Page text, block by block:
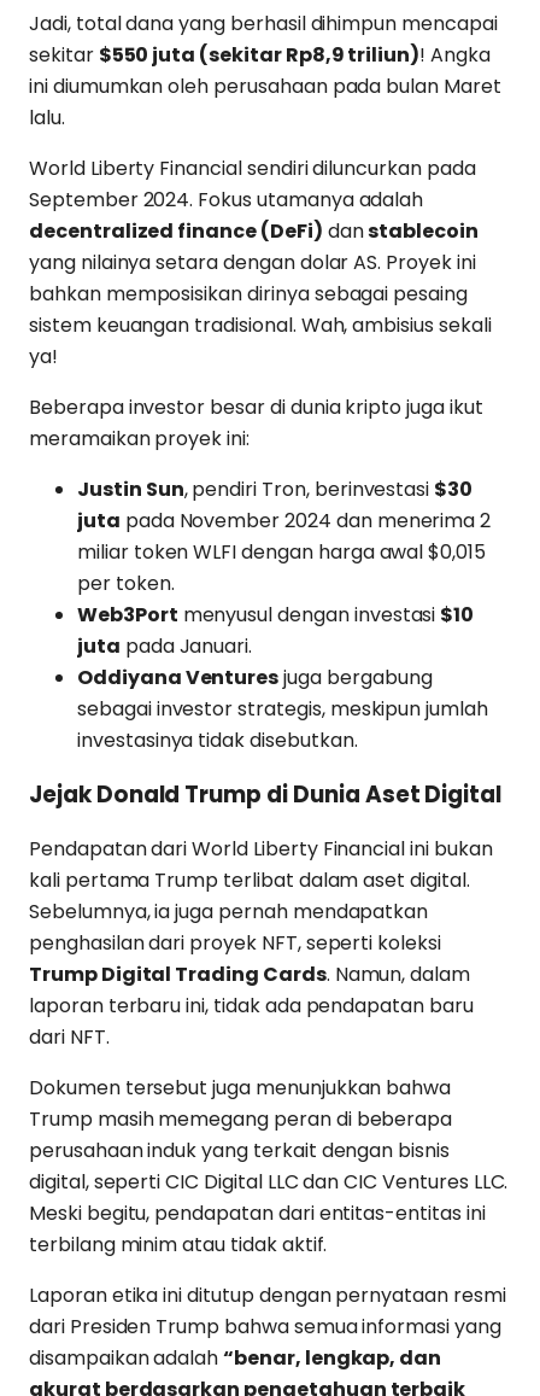
Jadi, total dana yang berhasil dihimpun mencapai
sekitar $550 juta (sekitar Rp8,9 triliun)! Angka
ini diumumkan oleh perusahaan pada bulan Maret
lalu.
World Liberty Financial sendiri diluncurkan pada
September 2024. Fokus utamanya adalah
decentralized finance (DeFi) danstablecoin
yang nilainya setara dengan dolar AS. Proyek ini
bahkan memposisikan dirinya sebagai pesaing
sistem keuangan tradisional. Wah, ambisius sekali
ya!
Beberapa investor besar di dunia kripto juga ikut
meramaikan proyek ini:
Justin Sun, pendiri Tron, berinvestasi $30
juta pada November 2024 dan menerima 2
miliar token WLFI dengan harga awal $0,015
per token.
Web3Port menyusul dengan investasi $10
juta pada Januari.
Oddiyana Venturesjuga bergabung
sebagai investor strategis, meskipun jumlah
investasinya tidak disebutkan.
Jejak Donald Trump di Dunia Aset Digital
Pendapatan dari World Liberty Financial ini bukan
kali pertama Trump terlibat dalam aset digital.
Sebelumnya, ia juga pernah mendapatkan
penghasilan dari proyek NFT, seperti koleksi
Trump Digital Trading Cards. Namun, dalam
laporan terbaru ini, tidak ada pendapatan baru
dari NFT.
Dokumen tersebut juga menunjukkan bahwa
Trump masih memegang peran di beberapa
perusahaan induk yang terkait dengan bisnis
digital, seperti CIC Digital LLC dan CIC Ventures LLC.
Meski begitu, pendapatan dari entitas-entitas ini
terbilang minim atau tidak aktif.
Laporan etika ini ditutup dengan pernyataan resmi
dari Presiden Trump bahwa semua informasi yang
disampaikan adalah“benar, lengkap, dan
akurat berdasarkan pengetahuan terbaik